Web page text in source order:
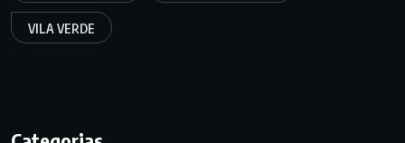
VILA VERDE